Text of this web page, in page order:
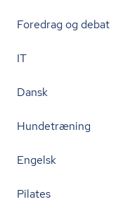
Foredrag og debat
IT
Dansk
Hundetræning
Engelsk
Pilates